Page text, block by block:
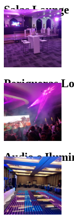
Salas Lounge
Periqueras
Audio e